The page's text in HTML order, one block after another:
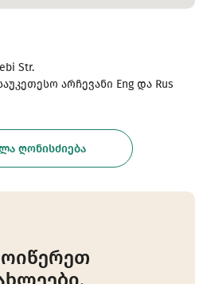
Str.
არჩევანი Eng და Rus
ᲦᲝᲜᲘᲡᲫᲘᲔᲑᲐ